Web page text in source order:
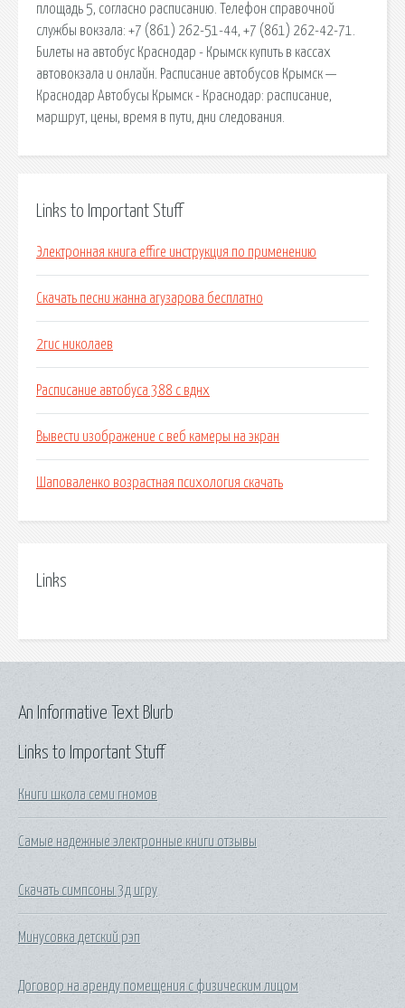
площадь 5, согласно расписанию. Телефон справочной
службы вокзала: +7 (861) 262-51-44, +7 (861) 262-42-71.
Билеты на автобус Краснодар - Крымск купить в кассах
автовокзала и онлайн. Расписание автобусов Крымск —
Краснодар Автобусы Крымск - Краснодар: расписание,
маршрут, цены, время в пути, дни следования.
Links to Important Stuff
Электронная книга effire инструкция по применению
Скачать песни жанна агузарова бесплатно
2гис николаев
Расписание автобуса 388 с вднх
Вывести изображение с веб камеры на экран
Шаповаленко возрастная психология скачать
Links
Links to Important Stuff
Книги школа семи гномов
Самые надежные электронные книги отзывы
Скачать симпсоны 3д игру
Минусовка детский рэп
Договор на аренду помещения с физическим лицом
An Informative Text Blurb